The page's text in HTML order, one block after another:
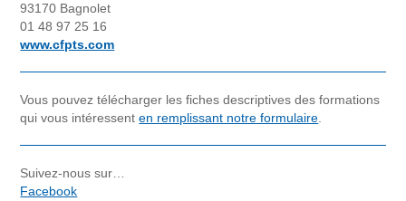
93170 Bagnolet
01 48 97 25 16
www.cfpts.com
Vous pouvez télécharger les fiches descriptives des formations
qui vous intéressenten remplissant notre formulaire
Suivez-nous sur…
Facebook